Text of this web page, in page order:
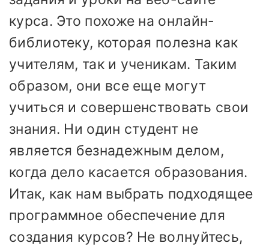
курса. Это похоже на онлайн-
библиотеку, которая полезна как
учителям, так и ученикам. Таким
образом, они все еще могут
учиться и совершенствовать свои
знания. Ни один студент не
является безнадежным делом,
когда дело касается образования.
Итак, как нам выбрать подходящее
программное обеспечение для
создания курсов? Не волнуйтесь,